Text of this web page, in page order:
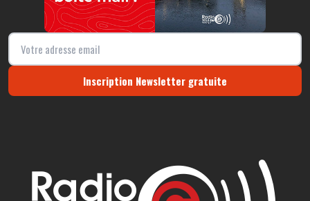
Inscription Newsletter gratuite